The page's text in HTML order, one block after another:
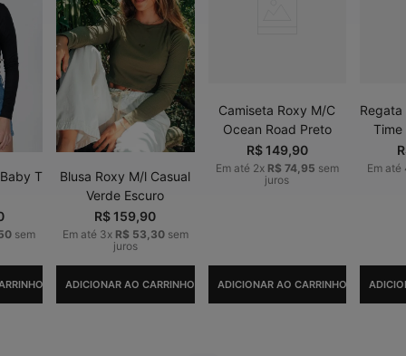
T
sem
Blusa Roxy M/l Casual
Verde Escuro
R$159,90
Em até 3x R$ 53 30sem
juros
ADICIONAR AO CARRINHO
Camiseta Roxy M/C
Ocean Road Preto
R$149,90
Em até 2x R$ 74, 95 sem
juros
ADICIONAR AO CARRINHO
Regata
Time
Em até